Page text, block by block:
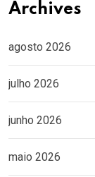
Archives
agosto 2026
julho 2026
junho 2026
maio 2026